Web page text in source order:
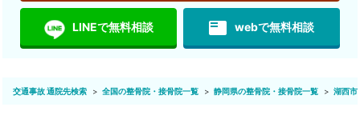
LINEで無料相談 featured_play_list webで無料相談
交通事故 通院先検索 全国の整骨院・接骨院一覧 静岡県の整骨院・接骨院一覧 湖西市